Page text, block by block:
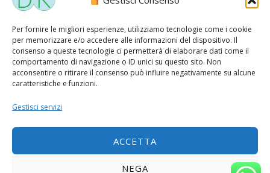
Per fornire le migliori esperienze, utilizziamo tecnologie come i cookie
per memorizzare e/o accedere alle informazioni del dispositivo. Il
consenso a queste tecnologie ci permetterà di elaborare dati come il
comportamento di navigazione o ID unici su questo sito. Non
acconsentire o ritirare il consenso può influire negativamente su alcune
caratteristiche e funzioni.
Gestisci servizi
ACCETTA
NEGA
Copyright © 2026 Diseko Group Srls | |Sito web